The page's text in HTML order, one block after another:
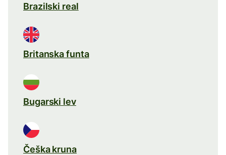
Brazilski real
Britanska funta
Bugarski lev
Češka kruna